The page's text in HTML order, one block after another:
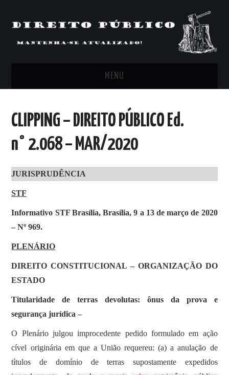
MENU
ARTIGOS, COMENTÁRIOS E PONTOS
CLIPPING’S
SOBRE
CLIPPING – DIREITO PÚBLICO Ed.
n° 2.068 – MAR/2020
JURISPRUDÊNCIA
STF
Informativo STF Brasília, Brasília, 9 a 13 de março de 2020
– Nº 969.
PLENÁRIO
DIREITO CONSTITUCIONAL – ORGANIZAÇÃO DO
ESTADO
Titularidade de terras devolutas: ônus da prova e
segurança jurídica –
O Plenário julgou improcedente pedido formulado em ação
cível originária em que a União requereu: (a) a anulação de
títulos de domínio de terras supostamente expedidos